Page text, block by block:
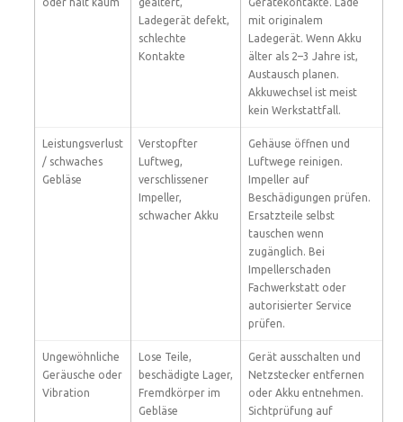
Ladegerät defekt,
schlechte
Kontakte
mit originalem
Ladegerät. Wenn Akku
älter als 2–3 Jahre ist,
Austausch planen.
Akkuwechsel ist meist
kein Werkstattfall.
Leistungsverlust
/ schwaches
Gebläse
Verstopfter
Luftweg,
verschlissener
Impeller,
schwacher Akku
Gehäuse öffnen und
Luftwege reinigen.
Impeller auf
Beschädigungen prüfen.
Ersatzteile selbst
tauschen wenn
zugänglich. Bei
Impellerschaden
Fachwerkstatt oder
autorisierter Service
prüfen.
Ungewöhnliche
Geräusche oder
Vibration
Lose Teile,
beschädigte Lager,
Fremdkörper im
Gebläse
Gerät ausschalten und
Netzstecker entfernen
oder Akku entnehmen.
Sichtprüfung auf